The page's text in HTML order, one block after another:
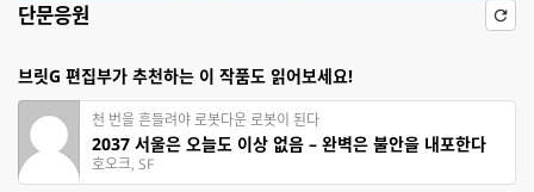
단문응원
브릿G 편집부가 추천하는 이 작품도 읽어보세요!
천 번을 흔들려야 로봇다운 로봇이 된다
2037 서울은 오늘도 이상 없음 – 완벽은 불안을 내포한다
호오크, SF